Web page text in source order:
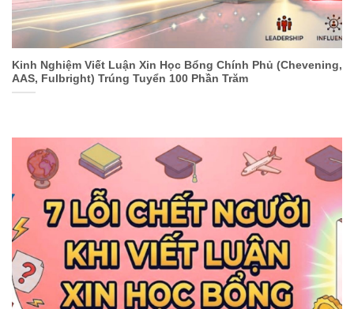
Kinh Nghiệm Viết Luận Xin Học Bổng Chính Phủ (Chevening,
AAS, Fulbright) Trúng Tuyển 100 Phần Trăm